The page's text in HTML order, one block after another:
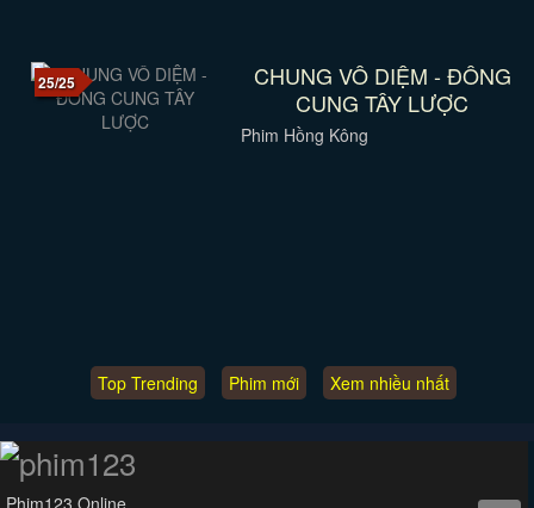
25/25
CHUNG VÔ DIỆM - ĐÔNG
CUNG TÂY LƯỢC
Phim Hồng Kông
Top Trending Phim mới Xem nhiều nhất
Phim123 Online